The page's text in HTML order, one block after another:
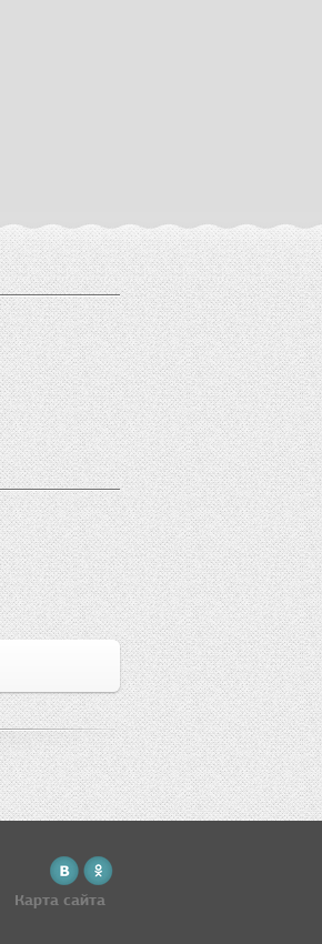
Карта сайта